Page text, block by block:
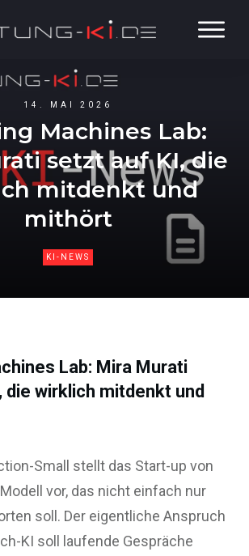
14. MAI 2026
Machines Lab:
setzt auf KI, die
mitdenkt und
mithört
KI-NEWS
Lab: Mira Murati
wirklich mitdenkt und
Small stellt das Start-up von
vor, das nicht einfach nur
soll. Der eigentliche Anspruch
KI soll laufende Gespräche